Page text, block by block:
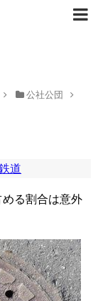
公社公団
道
る割合は意外